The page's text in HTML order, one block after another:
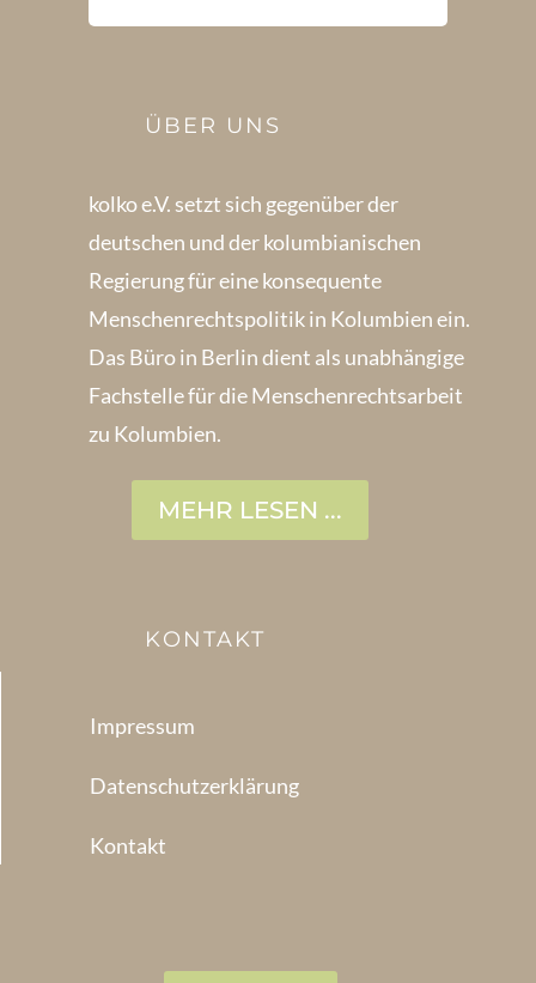
ÜBER UNS
kolko e.V. setzt sich gegenüber der
deutschen und der kolumbianischen
Regierung für eine konsequente
Menschenrechts­politik in Kolum­bien ein.
Das Büro in Berlin dient als unabhängige
Fachstelle für die Menschen­rechtsarbeit
zu Kolumbien.
MEHR LESEN ...
KONTAKT
Impressum
Datenschutzerklärung
Kontakt